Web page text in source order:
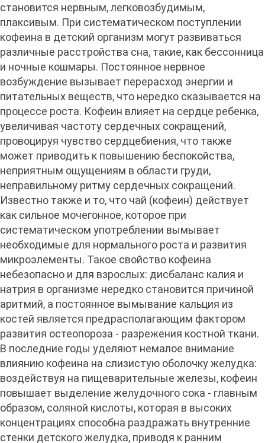
становится нервным, легковозбудимым,
плаксивым. При систематическом поступлении
кофеина в детский организм могут развиваться
различные расстройства сна, такие, как бессонница
и ночные кошмары. Постоянное нервное
возбуждение вызывает перерасход энергии и
питательных веществ, что нередко сказывается на
процессе роста. Кофеин влияет на сердце ребенка,
увеличивая частоту сердечных сокращений,
провоцируя чувство сердцебиения, что также
может приводить к повышению беспокойства,
неприятным ощущениям в области груди,
неправильному ритму сердечных сокращений.
Известно также и то, что чай (кофеин) действует
как сильное мочегонное, которое при
систематическом употреблении вымывает
необходимые для нормального роста и развития
микроэлементы. Такое свойство кофеина
небезопасно и для взрослых: дисбаланс калия и
натрия в организме нередко становится причиной
аритмий, а постоянное вымывание кальция из
костей является предрасполагающим фактором
развития остеопороза - разрежения костной ткани.
В последние годы уделяют немалое внимание
влиянию кофеина на слизистую оболочку желудка:
воздействуя на пищеварительные железы, кофеин
повышает выделение желудочного сока - главным
образом, соляной кислоты, которая в высоких
концентрациях способна раздражать внутренние
стенки детского желудка, приводя к ранним